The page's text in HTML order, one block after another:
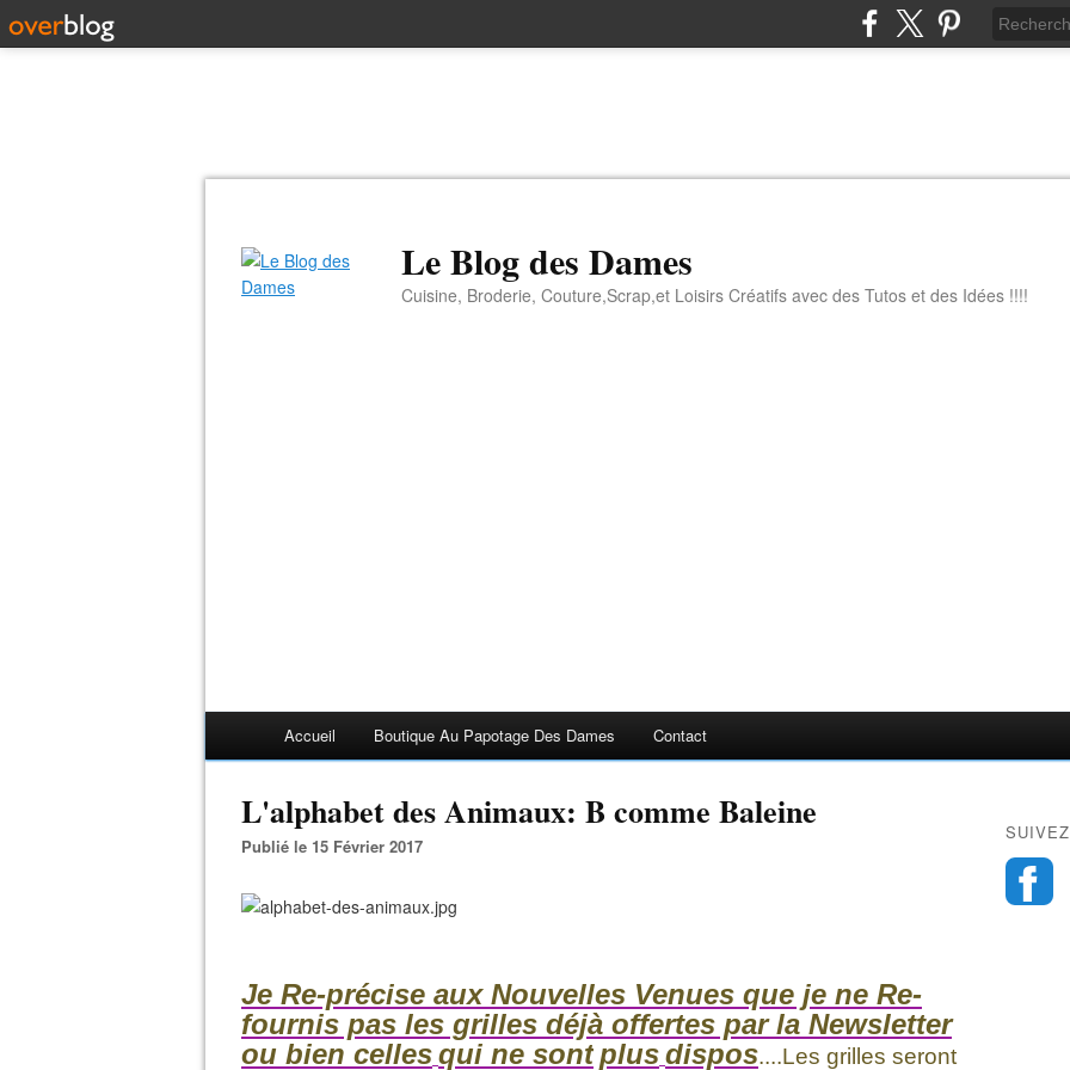
Le Blog des Dames
Cuisine, Broderie, Couture,Scrap,et Loisirs Créatifs avec des Tutos et des Idées !!!!
Accueil Boutique Au Papotage Des Dames Contact
L'alphabet des Animaux: B comme Baleine
Publié le 15 Février 2017
Je Re-précise aux Nouvelles Venues que je ne Re-
fournis pas les grilles déjà offertes par la Newsletter
ou bien cellesqui ne sontplusdispos....Les grilles seront